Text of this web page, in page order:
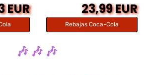
EUR 23,99 EUR
Rebajas Coca-Cola
🎶 🎶 🎶